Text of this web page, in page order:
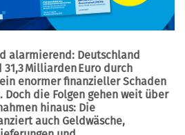
alarmierend: Deutschland
Milliarden Euro durch
enormer finanzieller Schaden
die Folgen gehen weit über
hinaus: Die
auch Geldwäsche,